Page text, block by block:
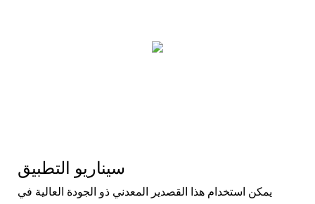
سيناريو التطبيق
يمكن استخدام هذا القصدير المعدني ذو الجودة العالية في